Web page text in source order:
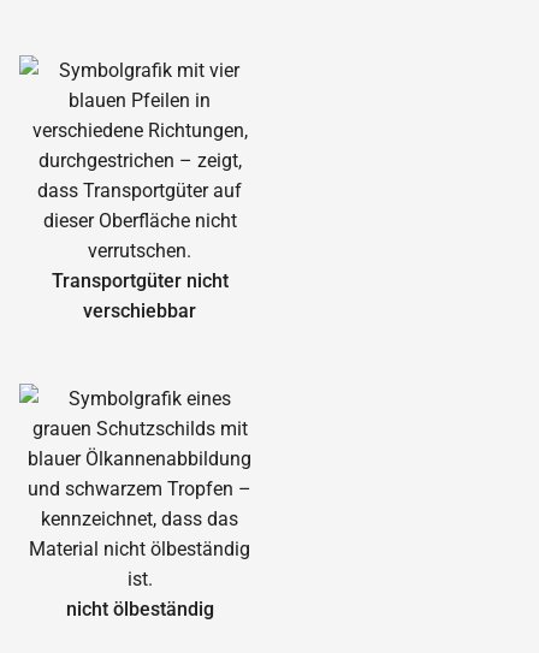
Transportgüter nicht
verschiebbar
nicht ölbeständig